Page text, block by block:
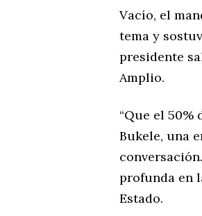
Vacío, el
tema y
presidente
Amplio.
“Que el
Bukele, una
profunda en
Estado.